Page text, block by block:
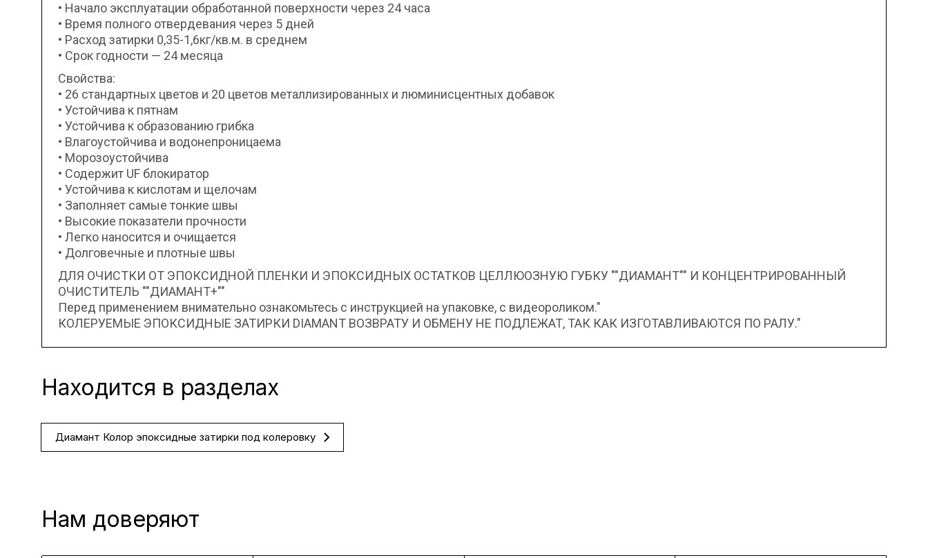
• Начало эксплуатации обработанной поверхности через 24 часа
• Время полного отвердевания через 5 дней
• Расход затирки 0,35-1,6кг/кв.м. в среднем
• Срок годности — 24 месяца
Свойства:
• 26 стандартных цветов и 20 цветов металлизированных и люминисцентных добавок
• Устойчива к пятнам
• Устойчива к образованию грибка
• Влагоустойчива и водонепроницаема
• Морозоустойчива
• Содержит UF блокиратор
• Устойчива к кислотам и щелочам
• Заполняет самые тонкие швы
• Высокие показатели прочности
• Легко наносится и очищается
• Долговечные и плотные швы
ДЛЯ ОЧИСТКИ ОТ ЭПОКСИДНОЙ ПЛЕНКИ И ЭПОКСИДНЫХ ОСТАТКОВ ЦЕЛЛЮОЗНУЮ ГУБКУ ""ДИАМАНТ"" И КОНЦЕНТРИРОВАННЫЙ
ОЧИСТИТЕЛЬ ""ДИАМАНТ+""
Перед применением внимательно ознакомьтесь с инструкцией на упаковке, с видеороликом."
КОЛЕРУЕМЫЕ ЭПОКСИДНЫЕ ЗАТИРКИ DIAMANT ВОЗВРАТУ И ОБМЕНУ НЕ ПОДЛЕЖАТ, ТАК КАК ИЗГОТАВЛИВАЮТСЯ ПО РАЛУ."
Находится в разделах
Диамант Колор эпоксидные затирки под колеровку
Нам доверяют